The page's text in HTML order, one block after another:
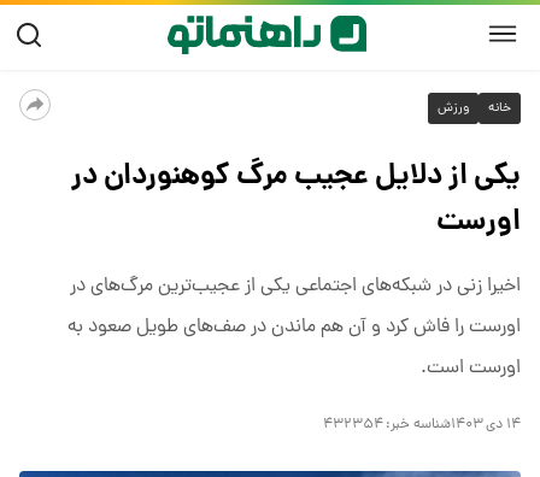
خانه ورزش
یکی از دلایل عجیب مرگ کوهنوردان در
اورست
اخیرا زنی در شبکه‌های اجتماعی یکی از عجیب‌ترین مرگ‌های در
اورست را فاش کرد و آن هم ماندن در صف‌های طویل صعود به
اورست است.
۱۴ دی ۱۴۰۳ شناسه خبر:۴۳۲۳۵۴